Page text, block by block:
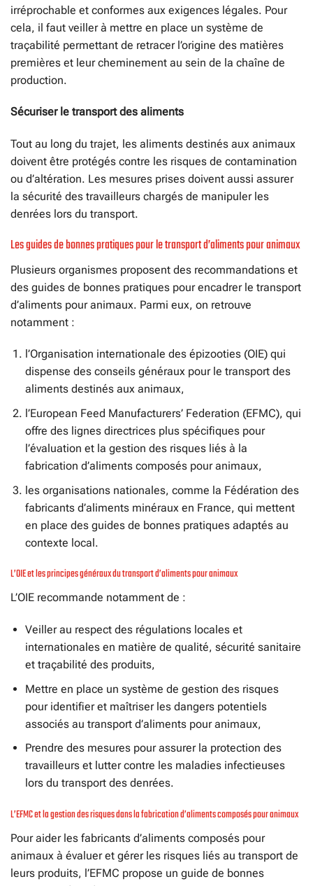
irréprochable et conformes aux exigences légales. Pour
cela, il faut veiller à mettre en place un système de
traçabilité permettant de retracer l’origine des matières
premières et leur cheminement au sein de la chaîne de
production.
Sécuriser le transport des aliments
Tout au long du trajet, les aliments destinés aux animaux
doivent être protégés contre les risques de contamination
ou d’altération. Les mesures prises doivent aussi assurer
la sécurité des travailleurs chargés de manipuler les
denrées lors du transport.
Les guides de bonnes pratiques pour le transport d’aliments pour animaux
Plusieurs organismes proposent des recommandations et
des guides de bonnes pratiques pour encadrer le transport
d’aliments pour animaux. Parmi eux, on retrouve
notamment :
l’Organisation internationale des épizooties (OIE) qui
dispense des conseils généraux pour le transport des
aliments destinés aux animaux,
l’European Feed Manufacturers’ Federation (EFMC), qui
offre des lignes directrices plus spécifiques pour
l’évaluation et la gestion des risques liés à la
fabrication d’aliments composés pour animaux,
les organisations nationales, comme la Fédération des
fabricants d’aliments minéraux en France, qui mettent
en place des guides de bonnes pratiques adaptés au
contexte local.
L’OIE et les principes généraux du transport d’aliments pour animaux
L’OIE recommande notamment de :
Veiller au respect des régulations locales et
internationales en matière de qualité, sécurité sanitaire
et traçabilité des produits,
Mettre en place un système de gestion des risques
pour identifier et maîtriser les dangers potentiels
associés au transport d’aliments pour animaux,
Prendre des mesures pour assurer la protection des
travailleurs et lutter contre les maladies infectieuses
lors du transport des denrées.
L’EFMC et la gestion des risques dans la fabrication d’aliments composés pour animaux
Pour aider les fabricants d’aliments composés pour
animaux à évaluer et gérer les risques liés au transport de
leurs produits, l’EFMC propose un guide de bonnes